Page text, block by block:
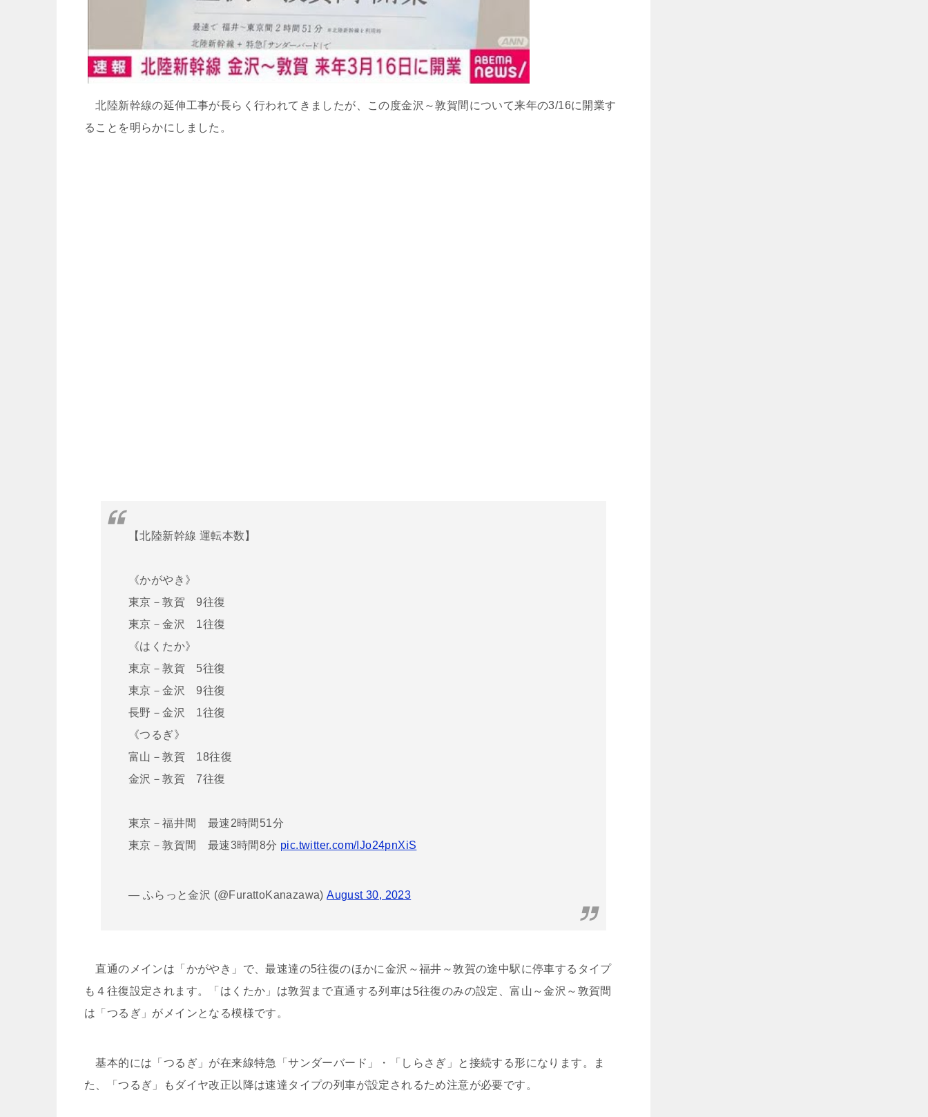
北陸新幹線の延伸工事が長らく行われてきましたが、この度金沢～敦賀間について来年の3/16に開業す
ることを明らかにしました。
【北陸新幹線 運転本数】
《かがやき》
東京－敦賀 9往復
東京－金沢 1往復
《はくたか》
東京－敦賀 5往復
東京－金沢 9往復
長野－金沢 1往復
《つるぎ》
富山－敦賀 18往復
金沢－敦賀 7往復
東京－福井間 最速2時間51分
東京－敦賀間 最速3時間8分 pic.twitter.com/IJo24pnXiS
— ふらっと金沢 (@FurattoKanazawa)August 30, 2023
直通のメインは「かがやき」で、最速達の5往復のほかに金沢～福井～敦賀の途中駅に停車するタイプ
も４往復設定されます。「はくたか」は敦賀まで直通する列車は5往復のみの設定、富山～金沢～敦賀間
は「つるぎ」がメインとなる模様です。
基本的には「つるぎ」が在来線特急「サンダーバード」・「しらさぎ」と接続する形になります。ま
た、「つるぎ」もダイヤ改正以降は速達タイプの列車が設定されるため注意が必要です。